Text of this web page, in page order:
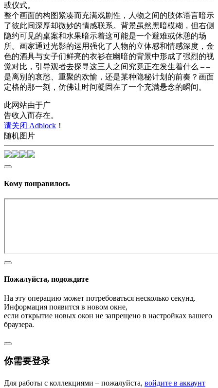
或仪式。
整个画面的构图紧凑而充满戏剧性，人物之间的肢体语言暗示
了彼此间深厚却微妙的情感联系。背景虽然黑暗模糊，但右侧
隐约可见的桌案和水果暗示着这可能是一个避难或休憩的场
所。画家通过光影的运用强化了人物的立体感和情感深度，金
色的酒具与女子们鲜亮的衣衫在幽暗的背景中形成了强烈的视
觉对比，引导观者去探寻这三人之间究竟正在发生着什么 – –
是离别的哀愁、重聚的欢愉，还是某种隐秘计划的前奏？画面
定格的那一刻，仿佛让时间凝固在了一个充满悬念的瞬间。
此网站由于广
告收入而存在。
请关闭 Adblock ！
随机图片
Кому понравилось
Пожалуйста, подождите
На эту операцию может потребоваться несколько секунд.
Информация появится в новом окне,
если открытие новых окон не запрещено в настройках вашего
браузера.
你需要登录
Для работы с коллекциями – пожалуйста, войдите в аккаунт